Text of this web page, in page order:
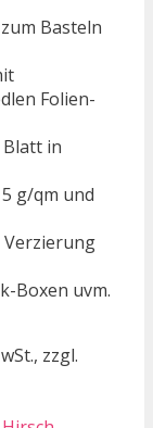
Basteln
Folien-
Blatt in
g/qm und
Verzierung
Boxen uvm.
zzgl.